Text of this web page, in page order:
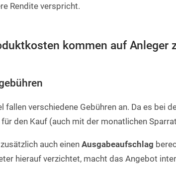
Rendite verspricht.
kommen auf Anleger
fallen verschiedene Gebühren an. Da es bei
den Kauf (auch mit der monatlichen
auch einen Ausgabeaufschlag
hierauf verzichtet, macht das Angebot